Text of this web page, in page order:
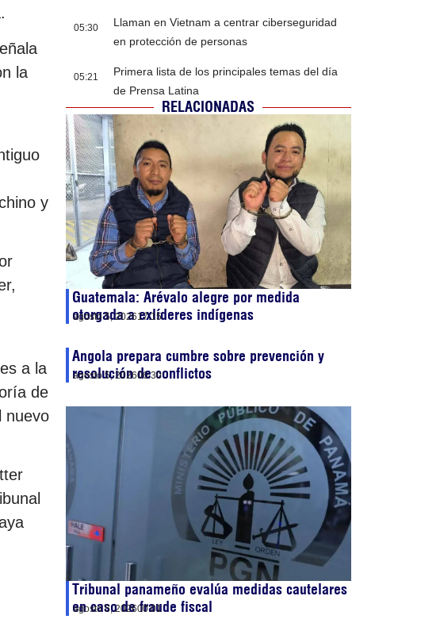
la
y
a la
de
nuevo
05:30
Llaman en Vietnam a centrar ciberseguridad
en protección de personas
05:21
Primera lista de los principales temas del día
de Prensa Latina
RELACIONADAS
Guatemala: Arévalo alegre por medida
otorgada a exlíderes indígenas
agosto 5, 202617:15
Angola prepara cumbre sobre prevención y
resolución de conflictos
agosto 5, 202606:30
Tribunal panameño evalúa medidas cautelares
en caso de fraude fiscal
agosto 5, 202600:01